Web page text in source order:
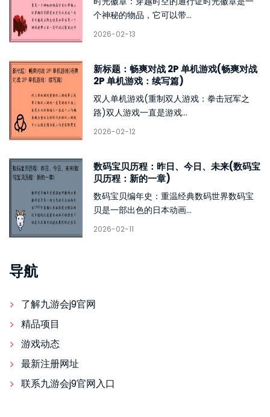
个神秘的物品，它可以带...
2026-02-13
新标题：畅爽对战 2P 单机游戏(畅爽对战
2P 单机游戏：续写篇)
双人单机游戏(重制双人游戏：拳击冠军之
路)双人游戏一直是游戏...
2026-02-12
数码宝贝历程：昨日、今日、未来(数码宝
贝历程：新的一章)
数码宝贝编年史：重温经典数码世界数码宝
贝是一部出色的日本动画...
2026-02-11
导航
了解九游会j9官网
精品项目
游戏动态
最新注册网址
联系九游会j9官网入口